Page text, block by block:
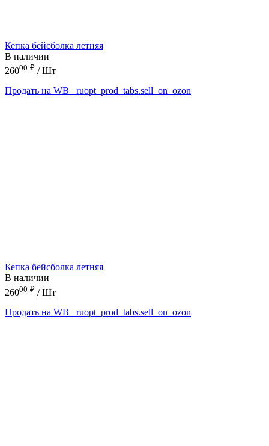
Кепка бейсболка летняя
В наличии
26000 ₽ / Шт
Продать на WB
_ruopt_prod_tabs.sell_on_ozon
Кепка бейсболка летняя
В наличии
26000 ₽ / Шт
Продать на WB
_ruopt_prod_tabs.sell_on_ozon